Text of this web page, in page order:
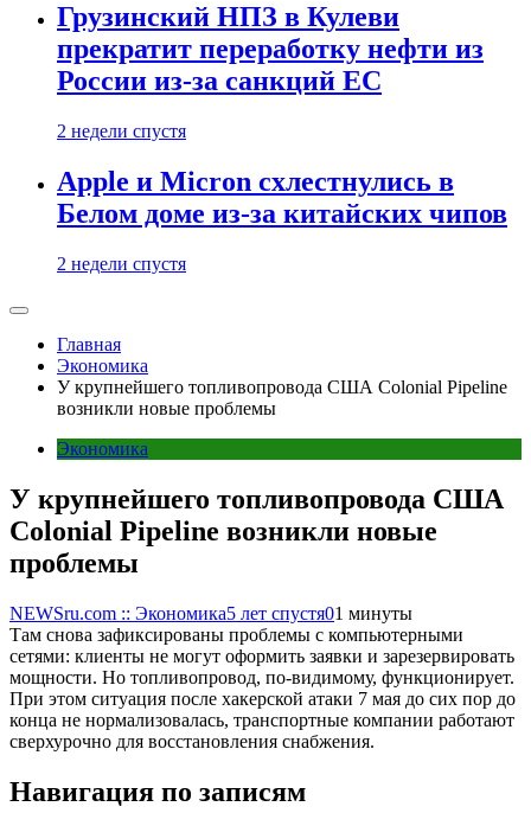
Грузинский НПЗ в Кулеви
прекратит переработку нефти из
России из-за санкций ЕС
2 недели спустя
Apple и Micron схлестнулись в
Белом доме из-за китайских чипов
2 недели спустя
Главная
Экономика
У крупнейшего топливопровода США Colonial Pipeline
возникли новые проблемы
Экономика
У крупнейшего топливопровода США
Colonial Pipeline возникли новые
проблемы
NEWSru.com :: Экономика5 лет спустя01 минуты
Там снова зафиксированы проблемы с компьютерными
сетями: клиенты не могут оформить заявки и зарезервировать
мощности. Но топливопровод, по-видимому, функционирует.
При этом ситуация после хакерской атаки 7 мая до сих пор до
конца не нормализовалась, транспортные компании работают
сверхурочно для восстановления снабжения.
Навигация по записям